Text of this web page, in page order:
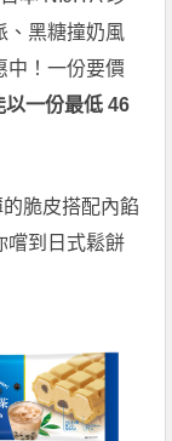
、黑糖撞奶風
中！一份要價
以一份最低 46
脆皮搭配內餡
嚐到日式鬆餅